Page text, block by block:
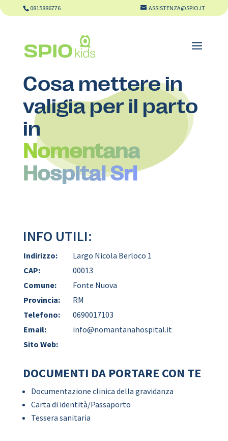
0815886776 ASSISTENZA@SPIO.IT
Cosa mettere in
valigia per il parto
in
Nomentana
Hospital Srl
INFO UTILI:
Indirizzo:
Largo Nicola Berloco 1
CAP:
00013
Comune:
Fonte Nuova
Provincia:
RM
Telefono:
0690017103
Email:
info@nomantanahospital.it
Sito Web:
DOCUMENTI DA PORTARE CON TE
Documentazione clinica della gravidanza
Carta di identità/Passaporto
Tessera sanitaria